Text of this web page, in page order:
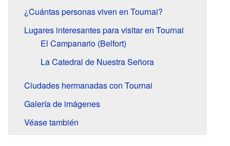
¿Cuántas personas viven en Tournai?
Lugares interesantes para visitar en Tournai
El Campanario (Belfort)
La Catedral de Nuestra Señora
Ciudades hermanadas con Tournai
Galería de imágenes
Véase también